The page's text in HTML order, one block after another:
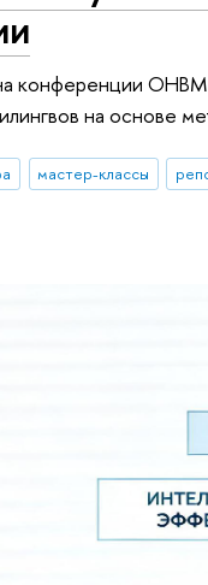
конференции
на основе
мастер-классы